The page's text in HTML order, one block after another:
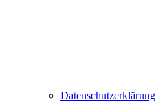
Datenschutzerklärung